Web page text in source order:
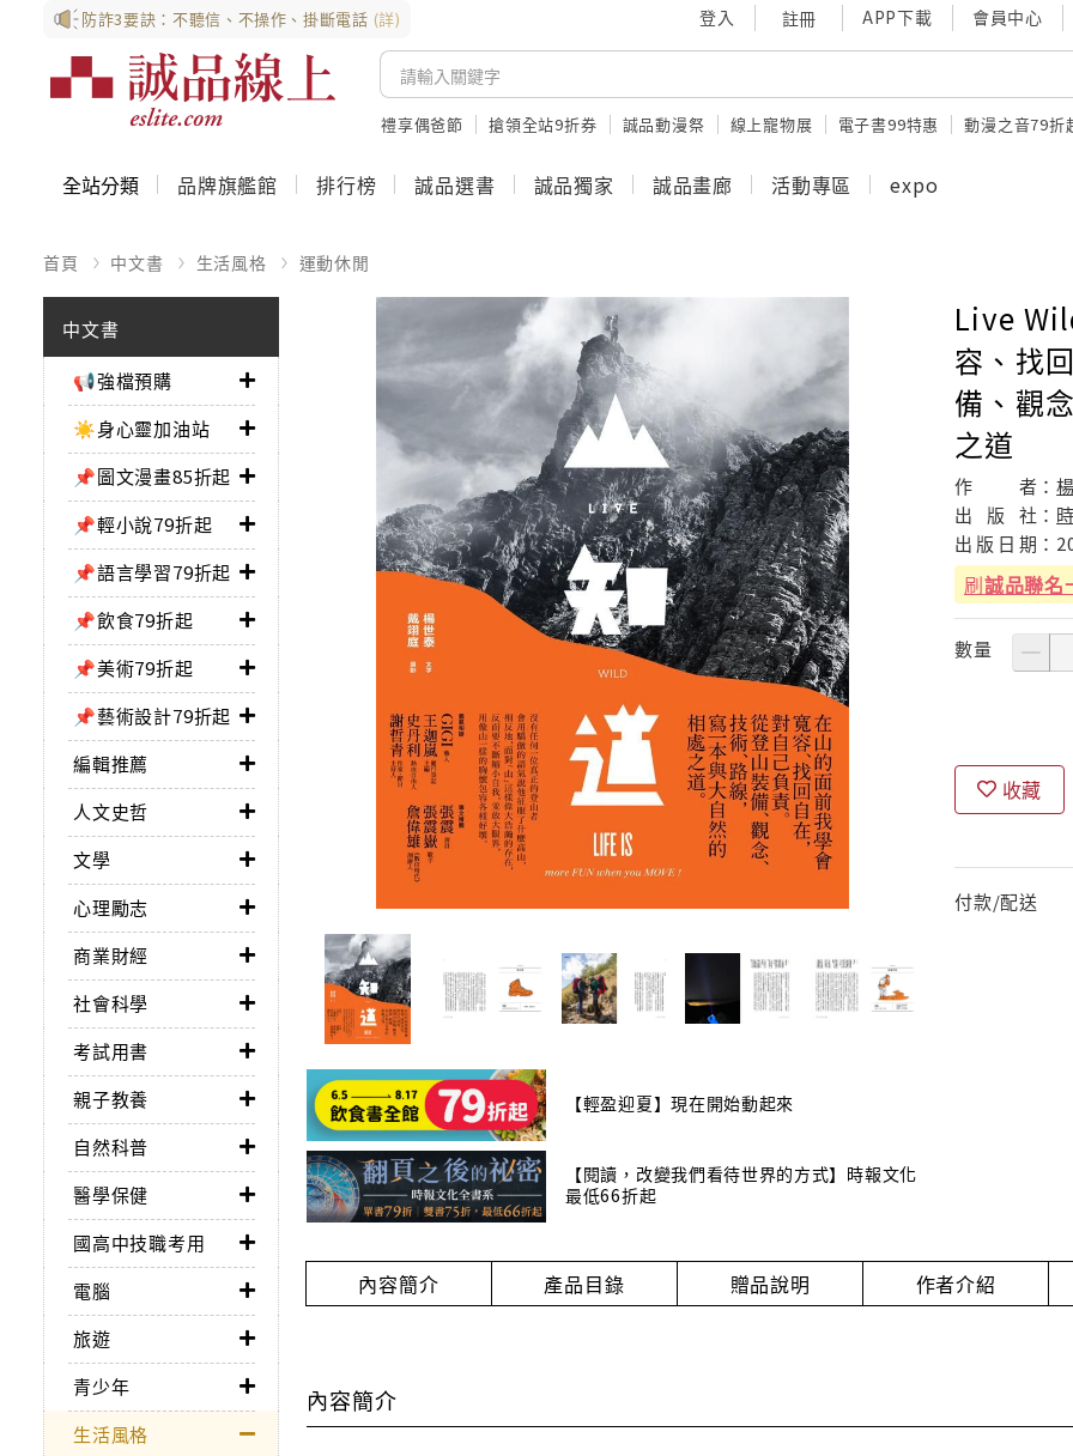
防詐3要訣：不聽信、不操作、掛斷電話 (詳) 登入 註冊 APP下載 會員中心
禮享偶爸節 搶領全站9折券 誠品動漫祭 線上寵物展 電子書99特惠 動漫之音79折
全站分類 品牌旗艦館 排行榜 誠品選書 誠品獨家 誠品畫廊 活動專區 expo
首頁 中文書 生活風格 運動休閒
中文書
📢強檔預購
☀️身心靈加油站
📌圖文漫畫85折起
📌輕小說79折起
📌語言學習79折起
📌飲食79折起
📌美術79折起
📌藝術設計79折起
編輯推薦
人文史哲
文學
心理勵志
商業財經
社會科學
考試用書
親子教養
自然科普
醫學保健
國高中技職考用
電腦
旅遊
青少年
生活風格
【輕盈迎夏】現在開始動起來
【閱讀，改變我們看待世界的方式】時報文化
最低66折起
Live
容、找
備、觀
之道
作 者：
出
版 社：
出 版 日 期：
刷誠品聯名
數量
收藏
付款/配送
內容簡介 產品目錄 贈品說明 作者介紹
內容簡介